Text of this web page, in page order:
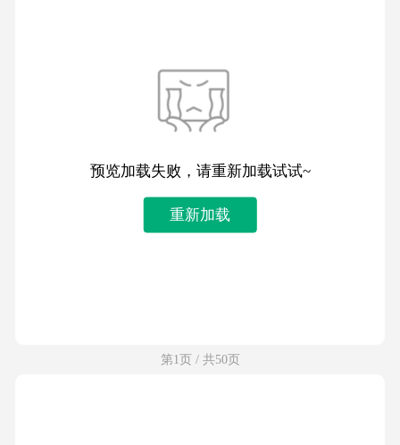
预览加载失败，请重新加载试试~
重新加载
第1页 / 共50页